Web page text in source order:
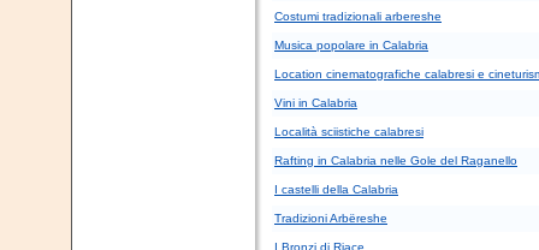
Costumi tradizionali arbereshe
Musica popolare in Calabria
Location cinematografiche calabresi e
Vini in Calabria
Località sciistiche calabresi
Rafting in Calabria nelle Gole del Raganello
I castelli della Calabria
Tradizioni Arbëreshe
I Bronzi di Riace